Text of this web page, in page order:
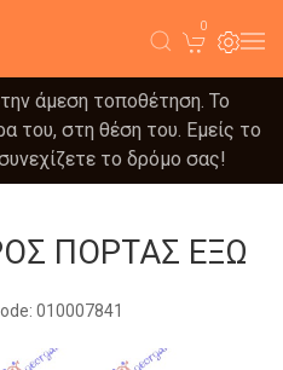
0
άμεση τοποθέτηση. Το
του, στη θέση του. Εμείς το
το δρόμο σας!
ΠΟΡΤΑΣ ΕΞΩ
010007841